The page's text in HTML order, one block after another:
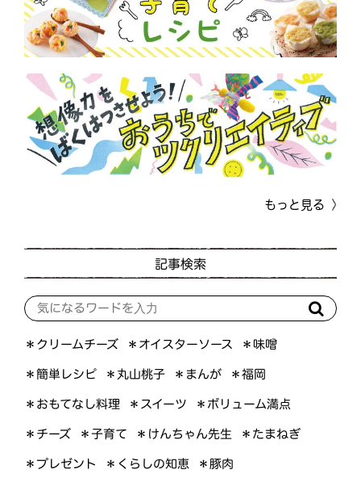
もっと見る
記事検索
＊クリームチーズ ＊オイスターソース ＊味噌
＊簡単レシピ ＊丸山桃子 ＊まんが ＊福岡
＊おもてなし料理 ＊スイーツ ＊ボリューム満点
＊チーズ ＊子育て ＊けんちゃん先生 ＊たまねぎ
＊プレゼント ＊くらしの知恵 ＊豚肉